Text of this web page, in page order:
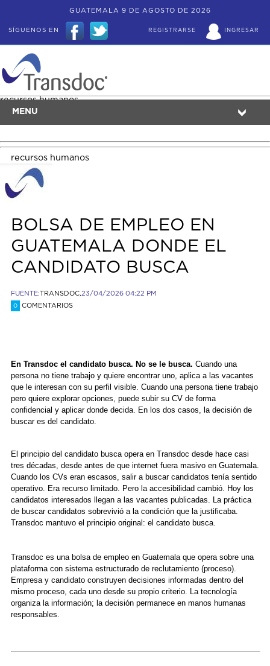
GUATEMALA 9 DE AGOSTO DE 2026
INGRESAR
REGISTRARSE
SÍGUENOS EN
MENU
recursos humanos
recursos humanos
BOLSA DE EMPLEO EN
GUATEMALA DONDE EL
CANDIDATO BUSCA
FUENTE:TRANSDOC,23/04/2026 04:22 PM
0 COMENTARIOS
En Transdoc el candidato busca. No se le busca. Cuando una
persona no tiene trabajo y quiere encontrar uno, aplica a las vacantes
que le interesan con su perfil visible. Cuando una persona tiene trabajo
pero quiere explorar opciones, puede subir su CV de forma
confidencial y aplicar donde decida. En los dos casos, la decisión de
buscar es del candidato.
El principio del candidato busca opera en Transdoc desde hace casi
tres décadas, desde antes de que internet fuera masivo en Guatemala.
Cuando los CVs eran escasos, salir a buscar candidatos tenía sentido
operativo. Era recurso limitado. Pero la accesibilidad cambió. Hoy los
candidatos interesados llegan a las vacantes publicadas. La práctica
de buscar candidatos sobrevivió a la condición que la justificaba.
Transdoc mantuvo el principio original: el candidato busca.
Transdoc es una bolsa de empleo en Guatemala que opera sobre una
plataforma con sistema estructurado de reclutamiento (proceso).
Empresa y candidato construyen decisiones informadas dentro del
mismo proceso, cada uno desde su propio criterio. La tecnología
organiza la información; la decisión permanece en manos humanas
responsables.